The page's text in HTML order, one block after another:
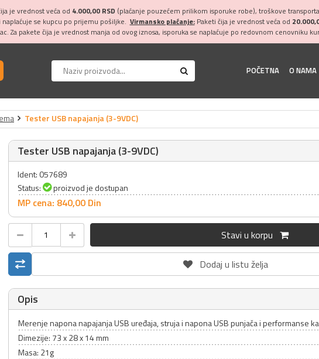
je vrednost veća od 4.000,00 RSD (plaćanje pouzećem prilikom isporuke robe), troškove
se kupcu po prijemu pošiljke. Virmansko plaćanje:Paketi čija je vrednost veća od
Za pakete čija je vrednost manja od ovog iznosa, isporuka se naplaćuje po redovnom cenovniku
POČETNA O NAMA
Tester USB napajanja (3-9VDC)
Tester USB napajanja (3-9VDC)
Ident: 057689
Status:
proizvod je dostupan
MP cena: 840,00 Din
Stavi u korpu
Dodaj u listu želja
Opis
Merenje napona napajanja USB uređaja, struja i napona USB punjača i performanse
Dimezije: 73 x 28 x 14 mm
Masa: 21g